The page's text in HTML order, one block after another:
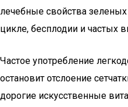
лечебные свойства
цикле, бесплодии и частых
Частое употребление
остановит отслоение
дорогие искусственные